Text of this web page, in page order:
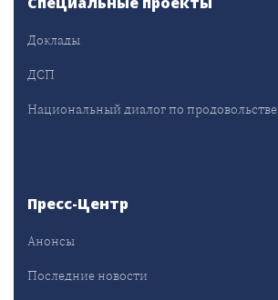
Доклады
ДСП
Национальный диалог по
Пресс-Центр
Анонсы
Последние новости